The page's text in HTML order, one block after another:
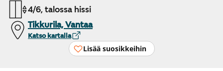
4/6, talossa hissi
Tikkurila, Vantaa
Katso kartalla
Lisää suosikkeihin